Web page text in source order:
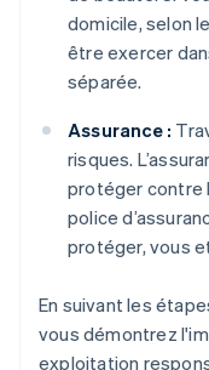
domicile, selon
être exercer
séparée.
Assurance :
risques.
protéger contre
police
protéger, vous
En suivant les
vous démontrez
exploitation